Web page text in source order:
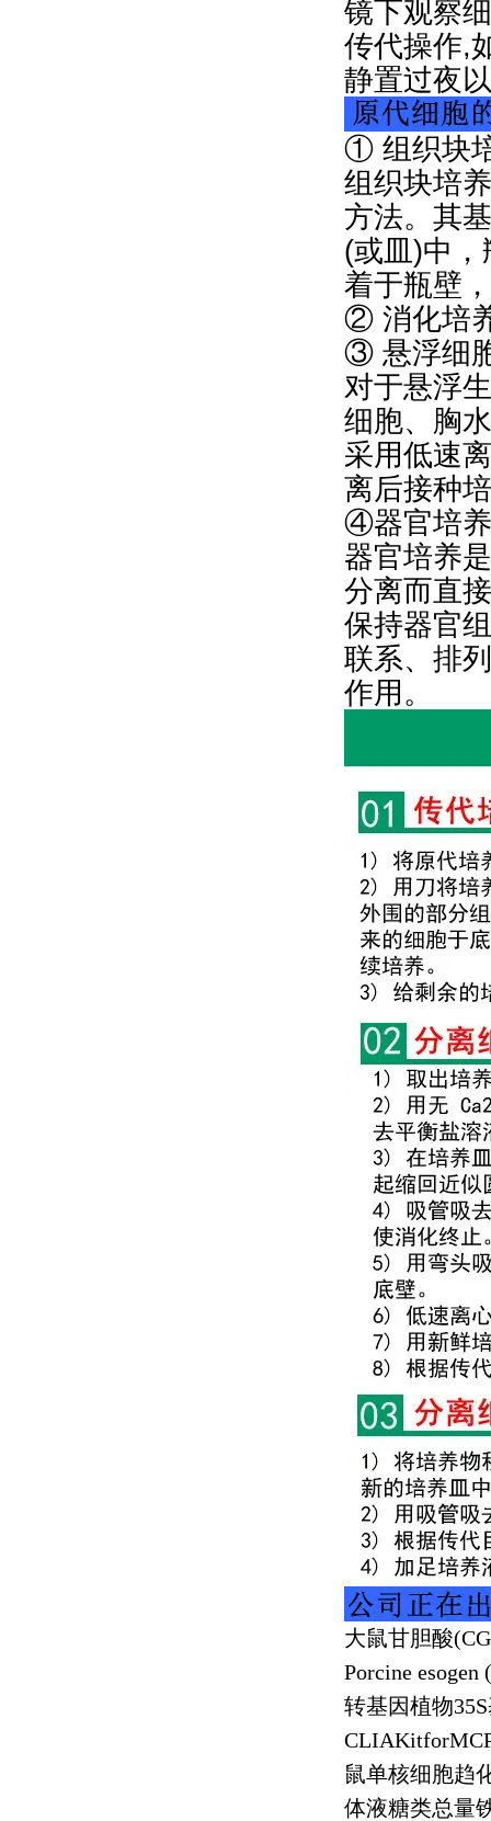
镜下观察
传代操作,
静置过夜
① 组织块
组织块培
方法。其
(或皿)中
着于瓶壁
② 消化培
③ 悬浮细
对于悬浮
细胞、胸
采用低速
离后接种
④器官培养
器官培养
分离而直
保持器官
联系、排
作用。
大鼠甘胆酸
Porcine
转基因植物35S
鼠单核细胞趋
体液糖类总量